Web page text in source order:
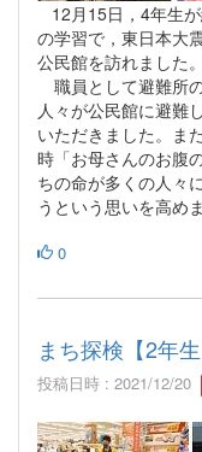
12月15日，4年生
の学習で，東日本大
公民館を訪れました。
職員として避難所
人々が公民館に避難
いただきました。ま
時「お母さんのお腹
ちの命が多くの人々
うという思いを高め
0
まち探検【2年生
投稿日時 : 2021/12/20